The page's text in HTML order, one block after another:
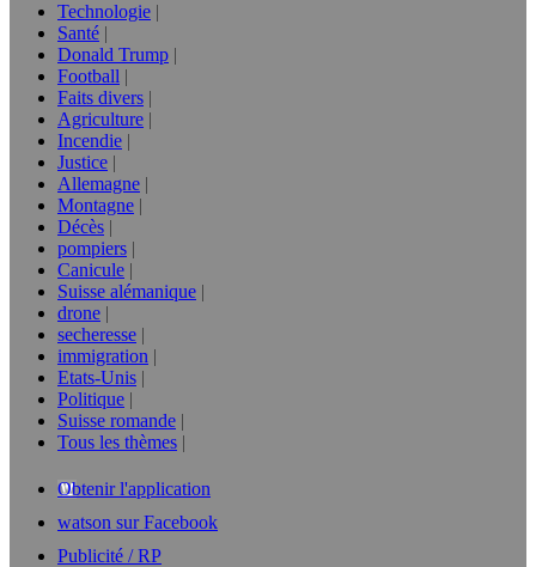
Technologie
Santé
Donald Trump
Football
Faits divers
Agriculture
Incendie
Justice
Allemagne
Montagne
Décès
pompiers
Canicule
Suisse alémanique
drone
secheresse
immigration
Etats-Unis
Politique
Suisse romande
Tous les thèmes
Obtenir l'application
watson sur Facebook
Publicité / RP